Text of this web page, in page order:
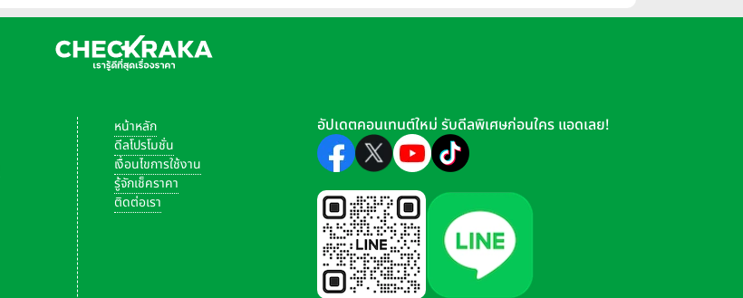
หน้าหลัก
ดีลโปรโมชั่น
เงื่อนไขการใช้งาน
รู้จักเช็คราคา
ติดต่อเรา
อัปเดตคอนเทนต์ใหม่ รับดีลพิเศษก่อนใคร แอดเลย!